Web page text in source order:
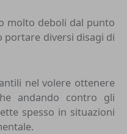
molto deboli dal punto
portare diversi disagi di
nel volere ottenere
andando contro gli
spesso in situazioni